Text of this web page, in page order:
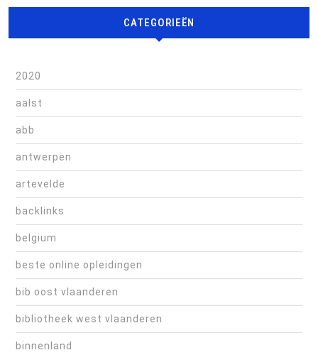
CATEGORIEËN
2020
aalst
abb
antwerpen
artevelde
backlinks
belgium
beste online opleidingen
bib oost vlaanderen
bibliotheek west vlaanderen
binnenland